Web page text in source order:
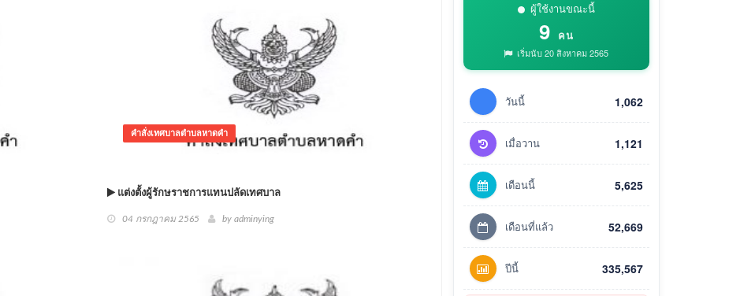
คำสั่งเทศบาลตำบลหาดคำ
แต่งตั้งผู้รักษราชการแทนปลัดเทศบาล
04 กรกฎาคม 2565 by adminying
ผู้ใช้งานขณะนี้
9 คน
เริ่มนับ 20 สิงหาคม 2565
วันนี้ 1,062
เมื่อวาน 1,121
เดือนนี้ 5,625
เดือนที่แล้ว 52,669
ปีนี้ 335,567